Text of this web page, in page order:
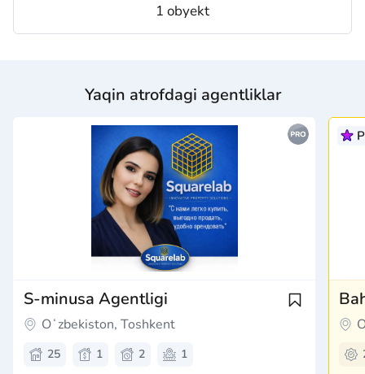
1 obyekt
Yaqin atrofdagi agentliklar
S-minusa Agentligi
Oʻzbekiston, Toshkent
25 1 2 1